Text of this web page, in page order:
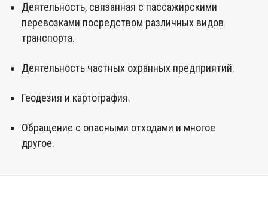
Деятельность, связанная с пассажирскими
перевозками посредством различных видов
транспорта.
Деятельность частных охранных предприятий.
Геодезия и картография.
Обращение с опасными отходами и многое
другое.